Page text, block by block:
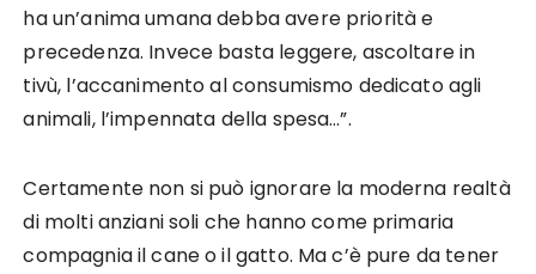
ha un’anima umana debba avere priorità e
precedenza. Invece basta leggere, ascoltare in
tivù, l’accanimento al consumismo dedicato agli
animali, l’impennata della spesa…”.
Certamente non si può ignorare la moderna realtà
di molti anziani soli che hanno come primaria
compagnia il cane o il gatto. Ma c’è pure da tener